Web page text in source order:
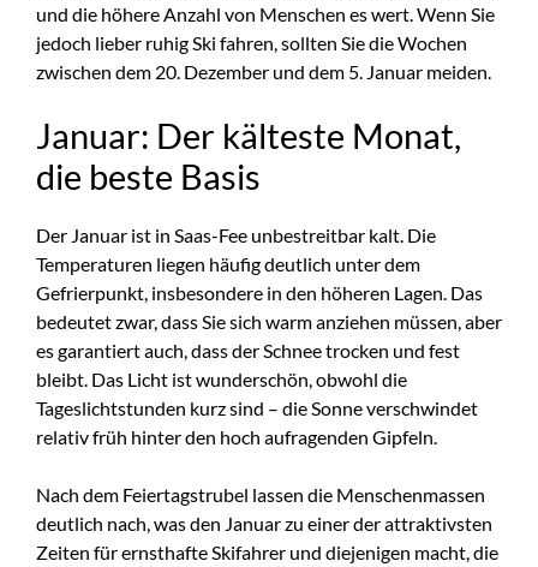
und die höhere Anzahl von Menschen es wert. Wenn Sie
jedoch lieber ruhig Ski fahren, sollten Sie die Wochen
zwischen dem 20. Dezember und dem 5. Januar meiden.
Januar: Der kälteste Monat,
die beste Basis
Der Januar ist in Saas-Fee unbestreitbar kalt. Die
Temperaturen liegen häufig deutlich unter dem
Gefrierpunkt, insbesondere in den höheren Lagen. Das
bedeutet zwar, dass Sie sich warm anziehen müssen, aber
es garantiert auch, dass der Schnee trocken und fest
bleibt. Das Licht ist wunderschön, obwohl die
Tageslichtstunden kurz sind – die Sonne verschwindet
relativ früh hinter den hoch aufragenden Gipfeln.
Nach dem Feiertagstrubel lassen die Menschenmassen
deutlich nach, was den Januar zu einer der attraktivsten
Zeiten für ernsthafte Skifahrer und diejenigen macht, die